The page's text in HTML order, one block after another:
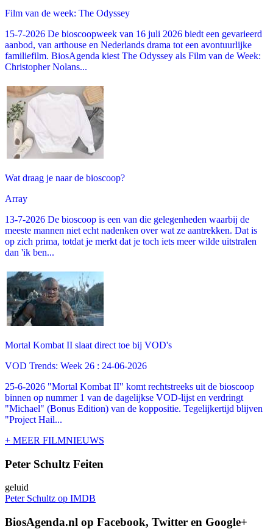
Film van de week: The Odyssey
15-7-2026 De bioscoopweek van 16 juli 2026 biedt een gevarieerd
aanbod, van arthouse en Nederlands drama tot een avontuurlijke
familiefilm. BiosAgenda kiest The Odyssey als Film van de Week:
Christopher Nolans...
Wat draag je naar de bioscoop?
Array
13-7-2026 De bioscoop is een van die gelegenheden waarbij de
meeste mannen niet echt nadenken over wat ze aantrekken. Dat is
op zich prima, totdat je merkt dat je toch iets meer wilde uitstralen
dan 'ik ben...
Mortal Kombat II slaat direct toe bij VOD's
VOD Trends: Week 26 : 24-06-2026
25-6-2026 "Mortal Kombat II" komt rechtstreeks uit de bioscoop
binnen op nummer 1 van de dagelijkse VOD-lijst en verdringt
"Michael" (Bonus Edition) van de koppositie. Tegelijkertijd blijven
"Project Hail...
+ MEER FILMNIEUWS
Peter Schultz Feiten
geluid
Peter Schultz op IMDB
BiosAgenda.nl op Facebook, Twitter en Google+